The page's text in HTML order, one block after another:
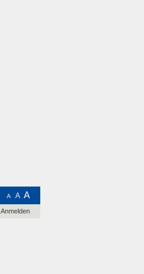
A A A
Anmelden